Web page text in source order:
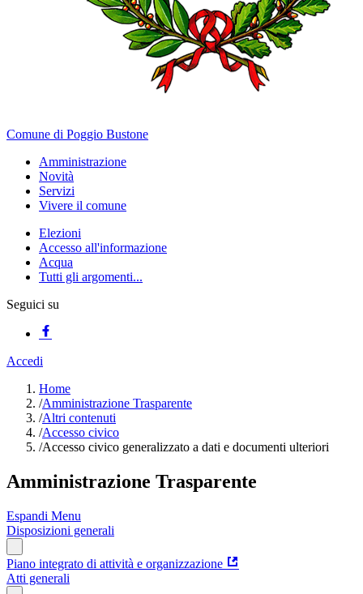
Comune di Poggio Bustone
Amministrazione
Novità
Servizi
Vivere il comune
Elezioni
Accesso all'informazione
Acqua
Tutti gli argomenti...
Seguici su
Accedi
Home
/Amministrazione Trasparente
/Altri contenuti
/Accesso civico
/Accesso civico generalizzato a dati e documenti ulteriori
Amministrazione Trasparente
Espandi Menu
Disposizioni generali
Piano integrato di attività e organizzazione
Atti generali